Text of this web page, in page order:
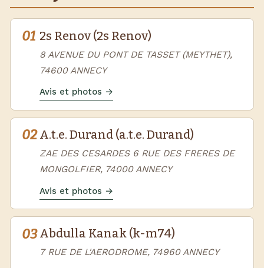
01 2s Renov (2s Renov)
8 AVENUE DU PONT DE TASSET (MEYTHET),
74600 ANNECY
Avis et photos →
02 A.t.e. Durand (a.t.e. Durand)
ZAE DES CESARDES 6 RUE DES FRERES DE
MONGOLFIER, 74000 ANNECY
Avis et photos →
03 Abdulla Kanak (k-m74)
7 RUE DE L'AERODROME, 74960 ANNECY